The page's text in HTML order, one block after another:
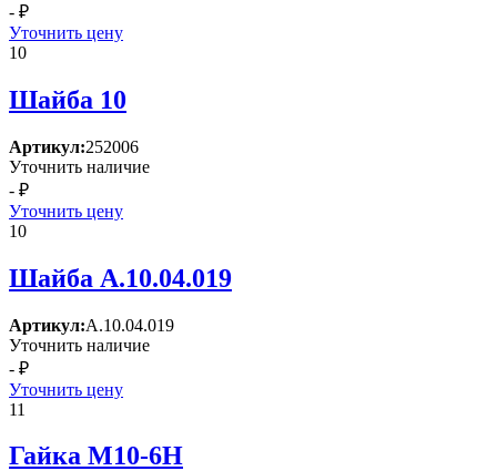
- ₽
Уточнить цену
10
Шайба 10
Артикул:252006
Уточнить наличие
- ₽
Уточнить цену
10
Шайба А.10.04.019
Артикул:А.10.04.019
Уточнить наличие
- ₽
Уточнить цену
11
Гайка М10-6Н